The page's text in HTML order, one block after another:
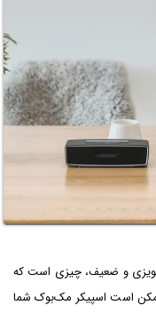
و ضعیف، چیزی است که
ممکن است اسپیکر مک‌بوک شما